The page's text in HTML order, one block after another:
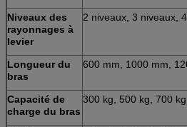
Niveaux des
rayonnages à
levier
2 niveaux, 3 niveaux,
Longueur du
bras
600 mm, 1000 mm,
Capacité de
charge du bras
300 kg, 500 kg, 700